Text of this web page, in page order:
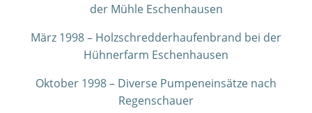
der Mühle Eschenhausen
März 1998 – Holzschredderhaufenbrand bei der
Hühnerfarm Eschenhausen
Oktober 1998 – Diverse Pumpeneinsätze nach
Regenschauer